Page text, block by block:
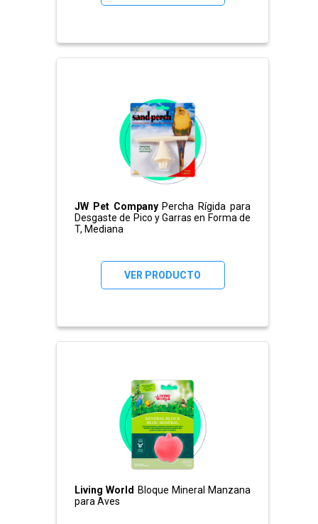
JW Pet Company Percha Rígida para
Desgaste de Pico y Garras en Forma de
T, Mediana
VER PRODUCTO
Living World Bloque Mineral Manzana
para Aves